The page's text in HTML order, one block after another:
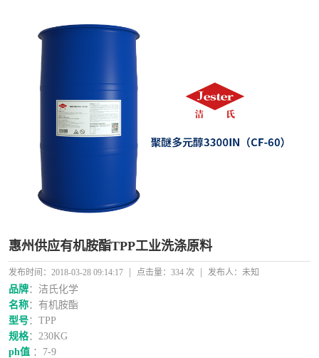
惠州供应有机胺酯TPP工业洗涤原料
发布时间：2018-03-28 09:14:17 | 点击量：334 次 | 发布人：未知
品牌：洁氏化学
名称：有机胺酯
型号：TPP
规格：230KG
ph值 ：7-9